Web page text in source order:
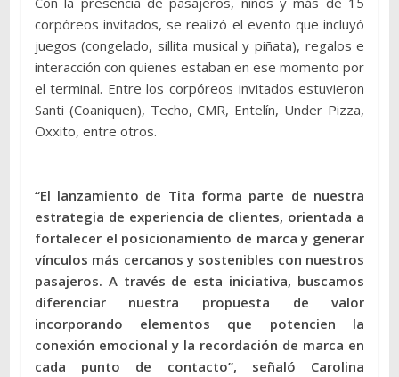
corpóreos invitados, se realizó el evento que incluyó
juegos (congelado, sillita musical y piñata), regalos e
interacción con quienes estaban en ese momento por
el terminal. Entre los corpóreos invitados estuvieron
Santi (Coaniquen), Techo, CMR, Entelín, Under Pizza,
Oxxito, entre otros.
“El lanzamiento de Tita forma parte de nuestra
estrategia de experiencia de clientes, orientada a
fortalecer el posicionamiento de marca y generar
vínculos más cercanos y sostenibles con nuestros
pasajeros. A través de esta iniciativa, buscamos
diferenciar nuestra propuesta de valor
incorporando elementos que potencien la
conexión emocional y la recordación de marca en
cada punto de contacto”, señaló Carolina